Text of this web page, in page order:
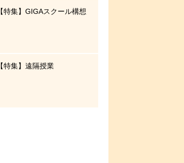
【特集】GIGAスクール構想
【特集】遠隔授業